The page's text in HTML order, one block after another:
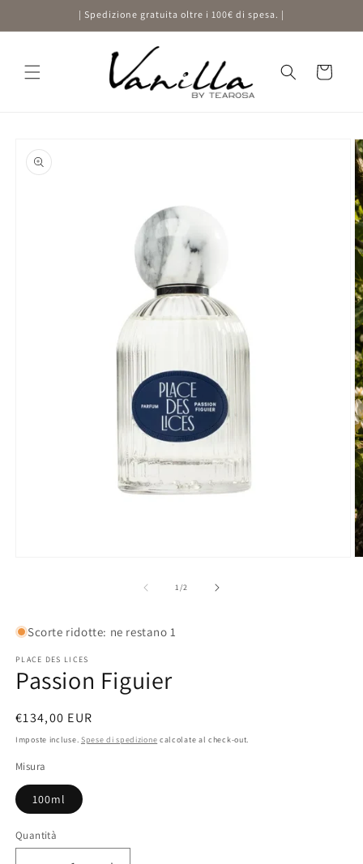
direttamente
ai contenuti
| Spedizione gratuita oltre i 100€ di spesa. |
Carrello
informazioni
sul prodotto
modale
1/su2
Scorte ridotte: ne restano 1
PLACE DES LICES
Passion Figuier
Prezzo
di
€134,00 EUR
Imposte incluse. Spese di spedizione calcolate al check-out.
Misura
100ml
Quantità
Quantità